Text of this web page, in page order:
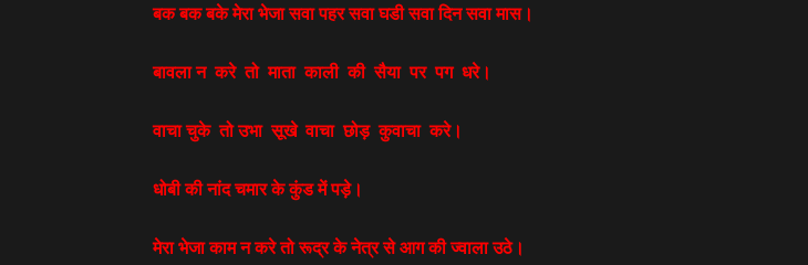
बक बक बके मेरा भेजा सवा पहर सवा घडी सवा दिन सवा मास।
बावला न करे तो माता काली की सैया पर पग धरे।
वाचा चुके तो उभा सूखे वाचा छोड़ कुवाचा करे।
धोबी की नांद चमार के कुंड में पड़े।
मेरा भेजा काम न करे तो रूद्र के नेत्र से आग की ज्वाला उठे।